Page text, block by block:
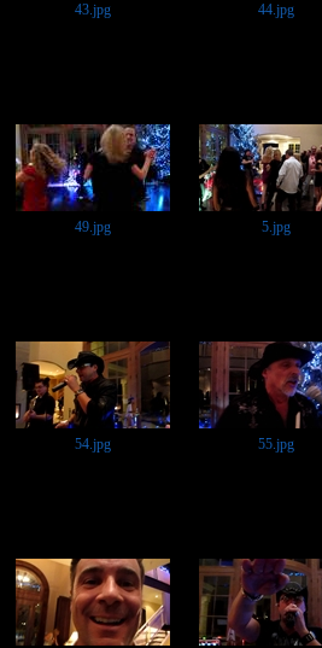
43.jpg 44.jpg
49.jpg 5.jpg
54.jpg 55.jpg